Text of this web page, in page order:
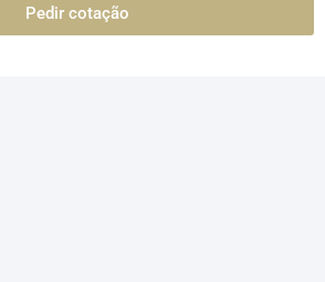
Pedir cotação